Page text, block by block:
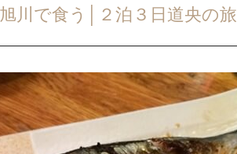
川で食う│２泊３日道央の旅